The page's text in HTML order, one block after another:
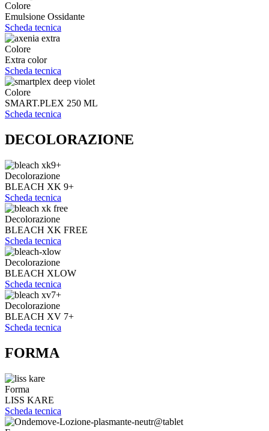
Colore
Emulsione Ossidante
Scheda tecnica
Colore
Extra color
Scheda tecnica
Colore
SMART.PLEX 250 ML
Scheda tecnica
DECOLORAZIONE
Decolorazione
BLEACH XK 9+
Scheda tecnica
Decolorazione
BLEACH XK FREE
Scheda tecnica
Decolorazione
BLEACH XLOW
Scheda tecnica
Decolorazione
BLEACH XV 7+
Scheda tecnica
FORMA
Forma
LISS KARE
Scheda tecnica